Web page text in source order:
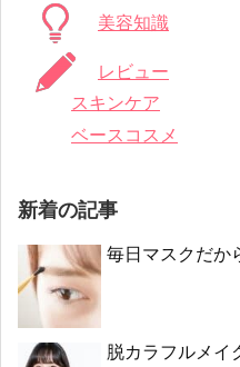
美容知識
レビュー
スキンケア
ベースコスメ
新着の記事
毎日マスクだか
脱カラフルメイ